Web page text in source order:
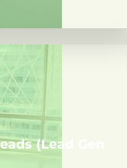
LinkedIn sin
(Lead Gen